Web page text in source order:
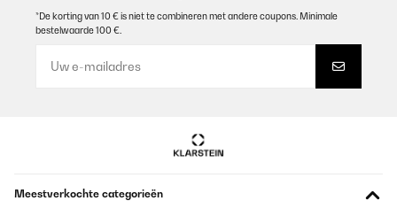
GECONTROLEERDE BEOORDELING
Inizialmente scettico sulle funzionalità, ho dovuto ricredermi.
cambio di colore delle fiamme e comodissima anche le varie
fornito con supporti d’installazione più resistenti, quelli forniti
non reggono il peso del prodotto a muro.
*De korting van 10 € is niet te combineren met andere coupons. Minimale
bestelwaarde 100 €.
Meestverkochte categorieën